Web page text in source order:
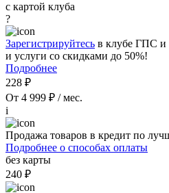
с картой клуба
?
Зарегистрируйтесь в клубе ГПС и
и услуги со скидками до 50%!
Подробнее
228 ₽
От 4 999 ₽ / мес.
i
Продажа товаров в кредит по
Подробнее о способах оплаты
без карты
240 ₽